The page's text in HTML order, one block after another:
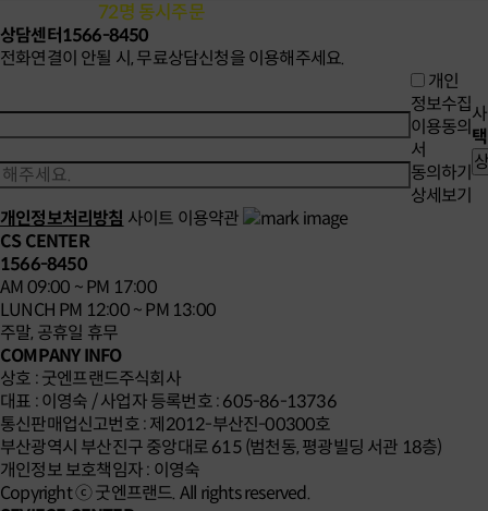
72명 동시주문
상담센터1566-8450
전화연결이 안될 시, 무료상담신청을 이용해주세요.
개인
정보수집
이용동의
서
동의하기
상세보기
택
개인정보처리방침 사이트 이용약관
CS CENTER
1566-8450
AM 09:00 ~ PM 17:00
LUNCH PM 12:00 ~ PM 13:00
주말, 공휴일 휴무
COMPANY INFO
상호 : 굿엔프랜드주식회사
대표 : 이영숙 / 사업자 등록번호 : 605-86-13736
통신판매업신고번호 : 제2012-부산진-00300호
부산광역시 부산진구 중앙대로 615 (범천동, 평광빌딩 서관 18층)
개인정보 보호책임자 : 이영숙
Copyright ⓒ 굿엔프랜드. All rights reserved.